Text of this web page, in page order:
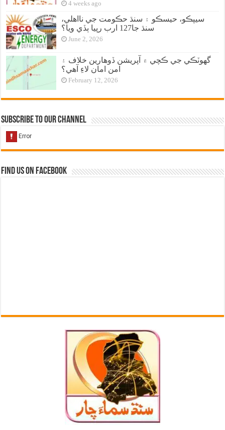
4 weeks ago
سيپڪو، حيسڪو ۽ سنڌ حڪومت جي نااهلي،
سنڌ جا127 ارب رپيا ٻڏي ويا؟
June 2, 2026
گهوٽڪي جي ڪچي ۾ آپريشن ڏوهارين خلاف ۽
امن امان لاءِ آهي؟
February 12, 2026
Subscribe to our Channel
Find us on Facebook